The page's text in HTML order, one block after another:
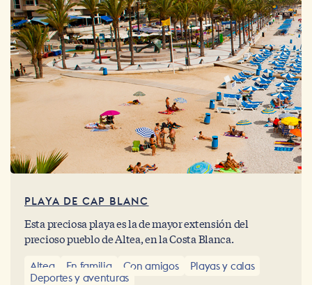
PLAYA DE CAP BLANC
Esta preciosa playa es la de mayor extensión del
precioso pueblo de Altea, en la Costa Blanca.
Altea En familia Con amigos
Playas y calas
Deportes y aventuras